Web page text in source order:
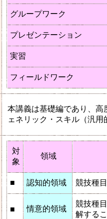
グループワーク
プレゼンテーション
実習
フィールドワーク
本講義は基礎編であり、
ェネリック・スキル（汎用
対
象
領域
■ 認知的領域 競技種
■ 情意的領域
競技種
解する